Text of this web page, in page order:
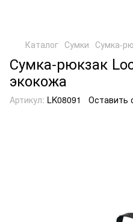
Каталог Сумки Сумка-
Сумка-рюкзак
экокожа
Артикул: LK08091 Оставить